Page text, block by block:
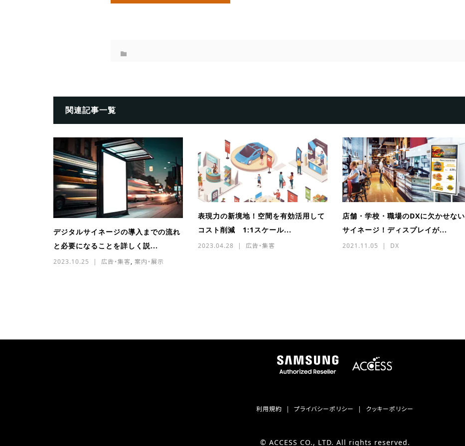
関連記事一覧
デジタルサイネージの導入までの流れ
と必要になることを詳しく説...
2023.10.25 広告・集客, 案内・展示
表現力の新境地！空間を有効活用して
コスト削減 1:1スケール...
2023.04.28 広告・集客
店舗・学校・職場のDXに欠かせない
サイネージ！ディスプレイが...
2021.11.05 DX
利用規約 プライバシーポリシー クッキーポリシー
© ACCESS CO., LTD. All rights reserved.